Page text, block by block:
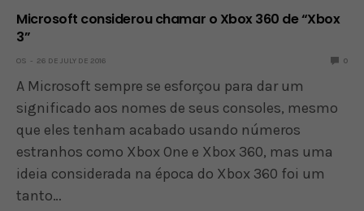
Microsoft considerou chamar o Xbox 360 de “Xbox
3”
OS 26 DE JULY DE 2016 0
A Microsoft sempre se esforçou para dar um
significado aos nomes de seus consoles, mesmo
que eles tenham acabado usando números
estranhos como Xbox One e Xbox 360, mas uma
ideia considerada na época do Xbox 360 foi um
tanto…